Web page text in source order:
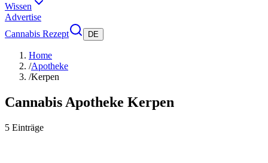
Wissen
Advertise
Cannabis Rezept
DE
Home
/Apotheke
/Kerpen
Cannabis Apotheke Kerpen
5 Einträge